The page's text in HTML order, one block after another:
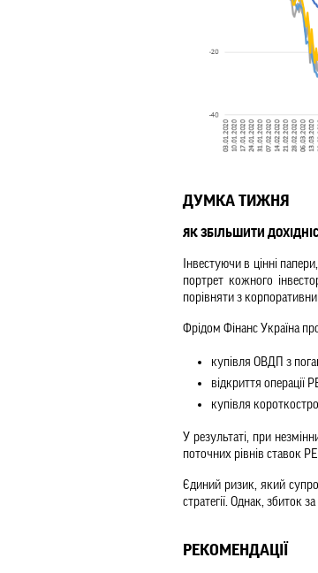
ДУМКА ТИЖНЯ
ЯК ЗБІЛЬШИТИ
Інвестуючи в цінні
портрет кожного
порівняти з
Фрідом Фінанс Україна
купівля ОВДП з
відкриття
купівля
У результаті, при
поточних рівнів ставок
Єдиний ризик, який
стратегії. Однак, збиток
РЕКОМЕНДАЦІЇ